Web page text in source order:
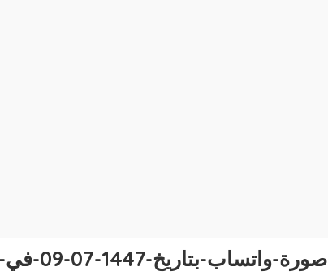
صورة-واتساب-بتاريخ-1447-07-09-في-14.48.47_b748d49f